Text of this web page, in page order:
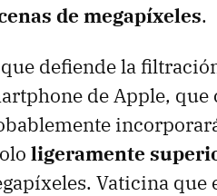
de megapíxeles.
defiende la
de Apple, que
ligeramente
Vaticina que